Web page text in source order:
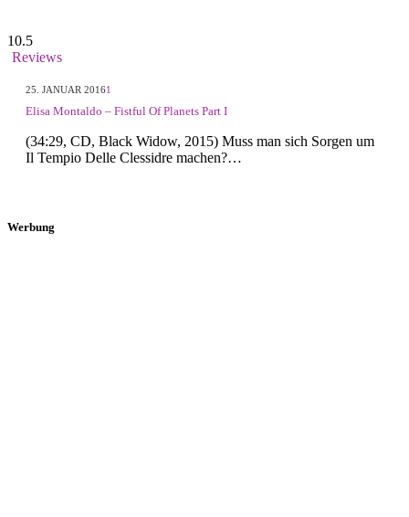
10.5
Reviews
25. JANUAR 20161
Elisa Montaldo – Fistful Of Planets Part I
(34:29, CD, Black Widow, 2015) Muss man sich Sorgen um
Il Tempio Delle Clessidre machen?…
Werbung